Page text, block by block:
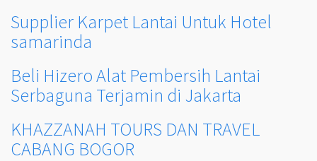
Supplier Karpet Lantai Untuk Hotel
samarinda
Beli Hizero Alat Pembersih Lantai
Serbaguna Terjamin di Jakarta
KHAZZANAH TOURS DAN TRAVEL
CABANG BOGOR